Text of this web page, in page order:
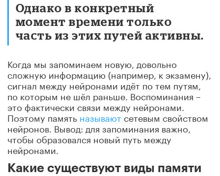
Однако в конкретный
момент времени только
часть из этих путей активны.
Когда мы запоминаем новую, довольно
сложную информацию (например, к экзамену),
сигнал между нейронами идёт по тем путям,
по которым не шёл раньше. Воспоминания –
это фактически связи между нейронами.
Поэтому память называют сетевым свойством
нейронов. Вывод: для запоминания важно,
чтобы образовался новый путь между
нейронами.
Какие существуют виды памяти